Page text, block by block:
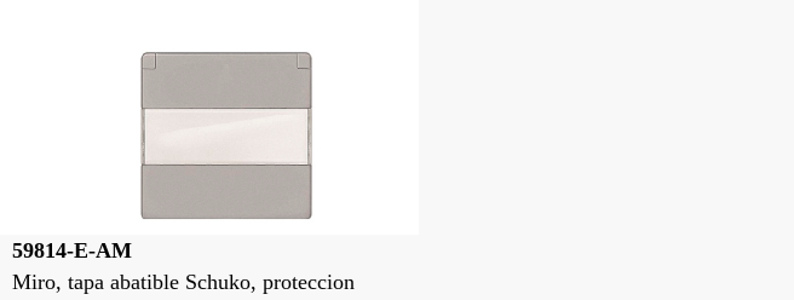
59814-E-AM
Miro, tapa abatible Schuko, proteccion